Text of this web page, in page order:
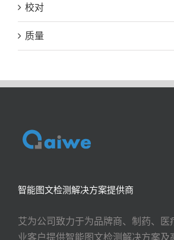
校对
质量
智能图文检测解决方案提供商
艾为公司致力于为品牌商、制药、医
业客户提供智能图文检测解决方案及